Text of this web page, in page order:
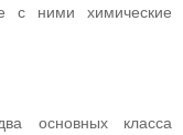
с ними химические
основных класса